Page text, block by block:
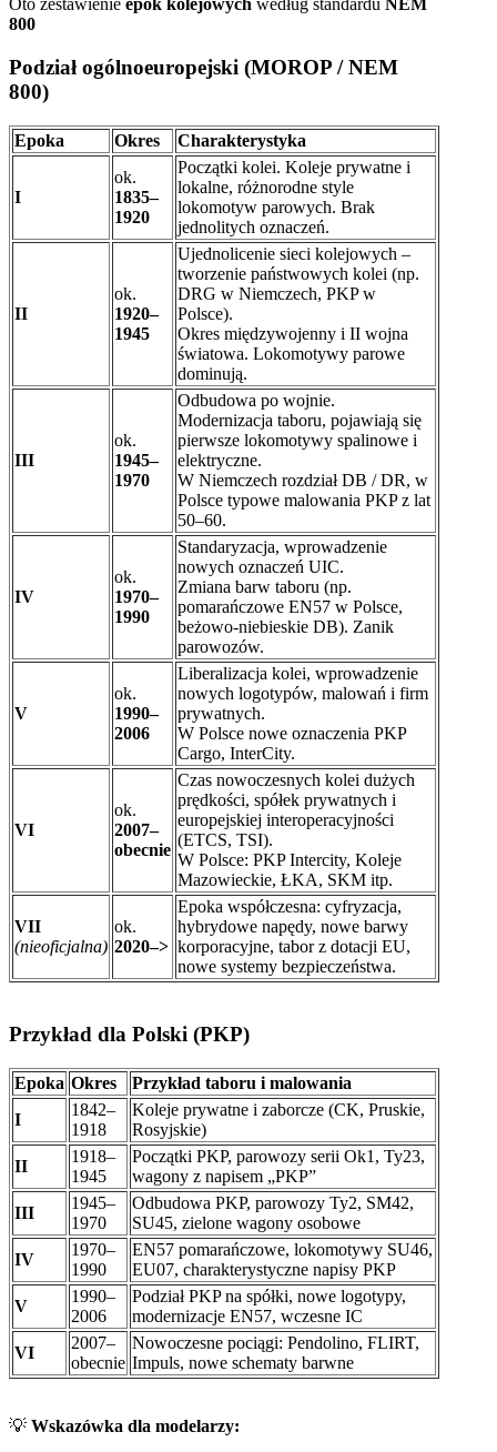
Oto zestawienie epok kolejowych według standardu NEM
800
Podział ogólnoeuropejski (MOROP / NEM
800)
Epoka Okres Charakterystyka
I
ok.
1835–
1920
Początki kolei. Koleje prywatne i
lokalne, różnorodne style
lokomotyw parowych. Brak
jednolitych oznaczeń.
II
ok.
1920–
1945
Ujednolicenie sieci kolejowych –
tworzenie państwowych kolei (np.
DRG w Niemczech, PKP w
Polsce).
Okres międzywojenny i II wojna
światowa. Lokomotywy parowe
dominują.
III
ok.
1945–
1970
Odbudowa po wojnie.
Modernizacja taboru, pojawiają się
pierwsze lokomotywy spalinowe i
elektryczne.
W Niemczech rozdział DB / DR, w
Polsce typowe malowania PKP z lat
50–60.
IV
ok.
1970–
1990
Standaryzacja, wprowadzenie
nowych oznaczeń UIC.
Zmiana barw taboru (np.
pomarańczowe EN57 w Polsce,
beżowo-niebieskie DB). Zanik
parowozów.
V
ok.
1990–
2006
Liberalizacja kolei, wprowadzenie
nowych logotypów, malowań i firm
prywatnych.
W Polsce nowe oznaczenia PKP
Cargo, InterCity.
VI
ok.
2007–
obecnie
Czas nowoczesnych kolei dużych
prędkości, spółek prywatnych i
europejskiej interoperacyjności
(ETCS, TSI).
W Polsce: PKP Intercity, Koleje
Mazowieckie, ŁKA, SKM itp.
VII
(nieoficjalna)
ok.
2020–>
Epoka współczesna: cyfryzacja,
hybrydowe napędy, nowe barwy
korporacyjne, tabor z dotacji EU,
nowe systemy bezpieczeństwa.
Przykład dla Polski (PKP)
Epoka Okres
Przykład taboru i malowania
I
1842–
1918
Koleje prywatne i zaborcze (CK, Pruskie,
Rosyjskie)
II
1918–
1945
Początki PKP, parowozy serii Ok1, Ty23,
wagony z napisem „PKP”
III
1945–
1970
Odbudowa PKP, parowozy Ty2, SM42,
SU45, zielone wagony osobowe
IV
1970–
1990
EN57 pomarańczowe, lokomotywy SU46,
EU07, charakterystyczne napisy PKP
V
1990–
2006
Podział PKP na spółki, nowe logotypy,
modernizacje EN57, wczesne IC
VI
2007–
obecnie
Nowoczesne pociągi: Pendolino, FLIRT,
Impuls, nowe schematy barwne
💡 Wskazówka dla modelarzy: